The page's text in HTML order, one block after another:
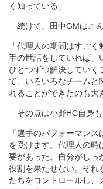
く知っている」
続けて、田中GMはこん
「代理人の期間はすご
手の世話をしていれば、
ひとつずつ解決していく
て、いろいろなチームと
れることができたのも大
その点は小野HC自身も
「選手のパフォーマン
を受けます。代理人の時
要があった。自分がしっ
役割を果たせない。それ
たちをコントロールし、